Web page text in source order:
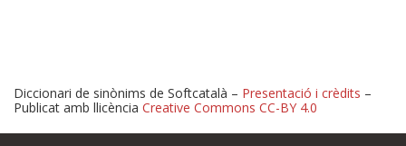
Diccionari de sinònims de Softcatalà – Presentació i crèdits –
Publicat amb llicència Creative Commons CC-BY 4.0